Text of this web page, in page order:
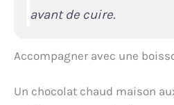
avant de cuire.
Accompagner avec une
Un chocolat chaud maison